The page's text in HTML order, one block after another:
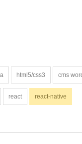
html5/css3 cms
react react-native